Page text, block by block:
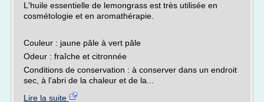
L'huile essentielle de lemongrass est très utilisée en
cosmétologie et en aromathérapie.
Couleur : jaune pâle à vert pâle
Odeur : fraîche et citronnée
Conditions de conservation : à conserver dans un endroit
sec, à l'abri de la chaleur et de la...
Lire la suite